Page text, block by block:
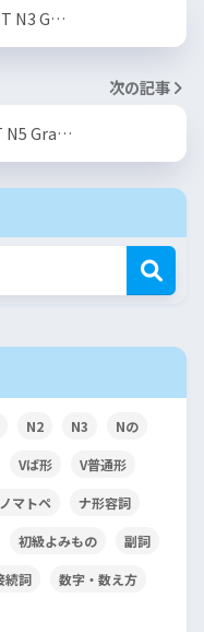
N3 G…
次の記事
N5 Gra…
N2 N3 Nの
Vば形 V普通形
マトペ ナ形容詞
初級よみもの 副詞
続詞 数字・数え方